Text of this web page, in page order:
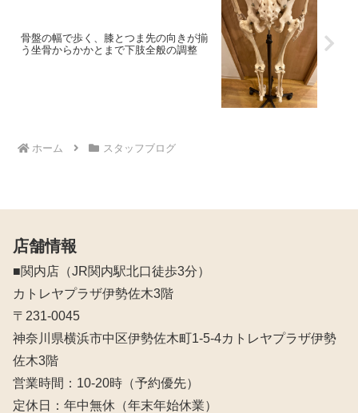
骨盤の幅で歩く、膝とつま先の向きが揃
う坐骨からかかとまで下肢全般の調整
ホーム スタッフブログ
店舗情報
■関内店（JR関内駅北口徒歩3分）
カトレヤプラザ伊勢佐木3階
〒231-0045
神奈川県横浜市中区伊勢佐木町1-5-4カトレヤプラザ伊勢
佐木3階
営業時間：10‐20時（予約優先）
定休日：年中無休（年末年始休業）